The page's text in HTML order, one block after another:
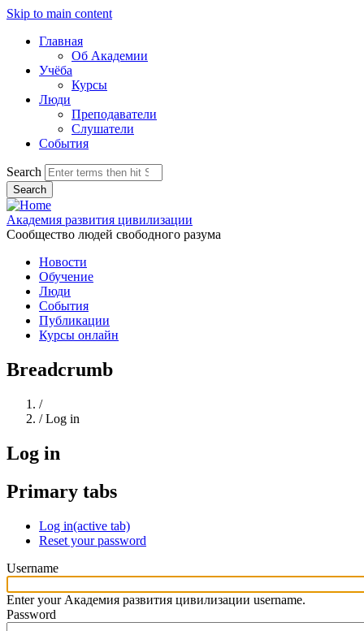
Skip to main content
Главная
Об Академии
Учёба
Курсы
Люди
Преподаватели
Слушатели
События
Search
Академия развития цивилизации
Сообщество людей свободного разума
Новости
Обучение
Люди
События
Публикации
Курсы онлайн
Breadcrumb
/Home
/ Log in
Log in
Primary tabs
Log in(active tab)
Reset your password
Username
Enter your Академия развития цивилизации username.
Password